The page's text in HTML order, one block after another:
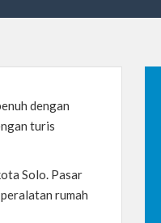
dengan
turis
Solo. Pasar
rumah